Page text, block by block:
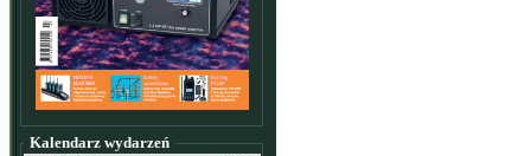
Kalendarz wydarzeń